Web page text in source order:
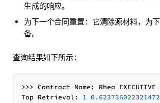
生成的响应。
为下一个合同重置：它清除源材料，为
备。
查询结果如下所示：
>>> Contract Name: Rhea EXECUTIVE
Top Retrieval: 1